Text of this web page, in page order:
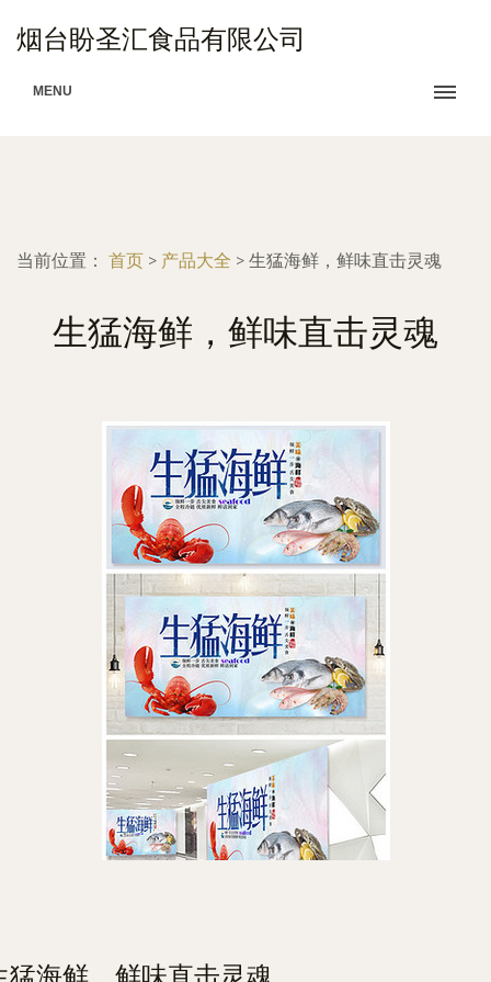
烟台盼圣汇食品有限公司
MENU
当前位置： 首页 > 产品大全 > 生猛海鲜，鲜味直击灵魂
生猛海鲜，鲜味直击灵魂
猛海鲜，鲜味直击灵魂